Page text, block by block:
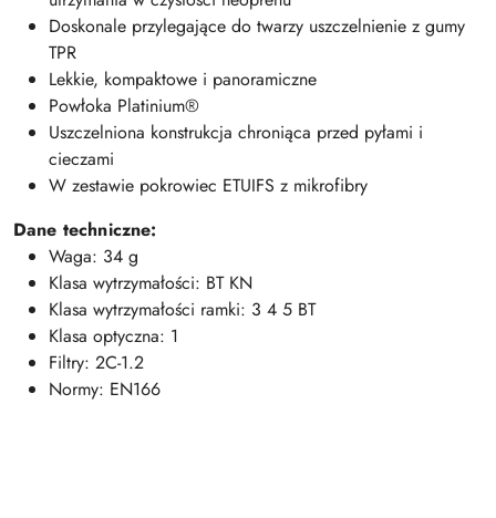
Doskonale przylegające do twarzy uszczelnienie z gumy
TPR
Lekkie, kompaktowe i panoramiczne
Powłoka Platinium®
Uszczelniona konstrukcja chroniąca przed pyłami i
cieczami
W zestawie pokrowiec ETUIFS z mikrofibry
Dane techniczne:
Waga: 34 g
Klasa wytrzymałości: BT KN
Klasa wytrzymałości ramki: 3 4 5 BT
Klasa optyczna: 1
Filtry: 2C-1.2
Normy: EN166